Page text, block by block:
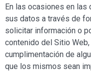
En las ocasiones en
sus datos a través de
solicitar información o
contenido del Sitio
cumplimentación de
que los mismos sean